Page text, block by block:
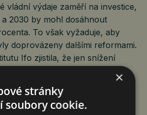
vládní výdaje zaměří na investice,
2030 by mohl dosáhnout
To však vyžaduje, aby
doprovázeny dalšími reformami.
Ifo zjistila, že jen snížení
zvýšit ekonomický výkon
let, což odpovídá ročnímu
o půl procentního bodu. Tato
cíl růstu ve výši 2 % je jistě
×
stránky
soubory cookie.